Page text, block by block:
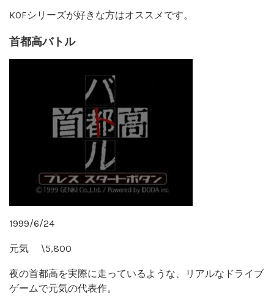
KOFシリーズが好きな方はオススメです。
首都高バトル
1999/6/24
元気 \5,800
夜の首都高を実際に走っているような、リアルなドライブ
ゲームで元気の代表作。